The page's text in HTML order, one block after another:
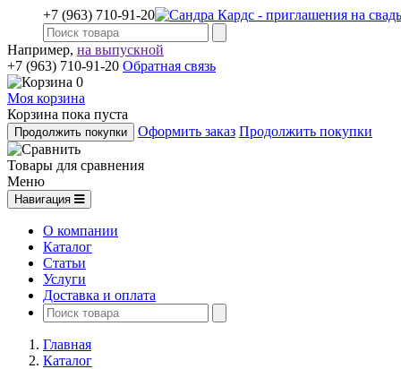
+7 (963) 710-91-20
Например, на выпускной
+7 (963) 710-91-20 Обратная связь
0
Моя корзина
Корзина пока пуста
Продолжить покупки Оформить заказ Продолжить покупки
Товары для сравнения
Меню
Навигация
О компании
Каталог
Статьи
Услуги
Доставка и оплата
Главная
Каталог